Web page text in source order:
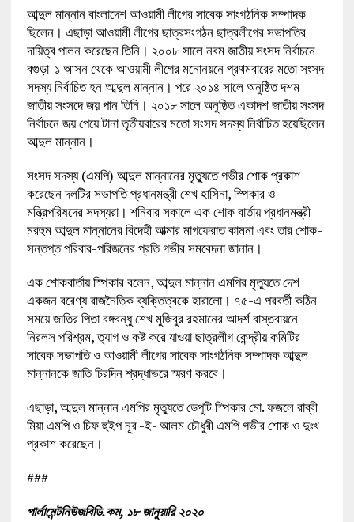
আব্দুল মান্নান বাংলাদেশ আওয়ামী লীগের সাবেক সাংগঠনিক সম্পাদক
ছিলেন। এছাড়া আওয়ামী লীগের ছাত্রসংগঠন ছাত্রলীগের সভাপতির
দায়িত্ব পালন করেছেন তিনি। ২০০৮ সালে নবম জাতীয় সংসদ নির্বাচনে
বগুড়া-১ আসন থেকে আওয়ামী লীগের মনোনয়নে প্রথমবারের মতো সংসদ
সদস্য নির্বাচিত হন আব্দুল মান্নান। পরে ২০১৪ সালে অনুষ্ঠিত দশম
জাতীয় সংসদে জয় পান তিনি। ২০১৮ সালে অনুষ্ঠিত একাদশ জাতীয় সংসদ
নির্বাচনে জয় পেয়ে টানা তৃতীয়বারের মতো সংসদ সদস্য নির্বাচিত হয়েছিলেন
আব্দুল মান্নান।
সংসদ সদস্য (এমপি) আব্দুল মান্নানের মৃত্যুতে গভীর শোক প্রকাশ
করেছেন দলটির সভাপতি প্রধানমন্ত্রী শেখ হাসিনা, স্পিকার ও
মন্ত্রিপরিষদের সদস্যরা। শনিবার সকালে এক শোক বার্তায় প্রধানমন্ত্রী
মরহুম আব্দুল মান্নানের বিদেহী আত্মার মাগফেরাত কামনা এবং তার শোক-
সন্তপ্ত পরিবার-পরিজনের প্রতি গভীর সমবেদনা জানান।
এক শোকবার্তায় স্পিকার বলেন, আব্দুল মান্নান এমপির মৃত্যুতে দেশ
একজন বরেণ্য রাজনৈতিক ব্যক্তিত্বকে হারালো। ৭৫-এ পরবর্তী কঠিন
সময়ে জাতির পিতা বঙ্গবন্ধু শেখ মুজিবুর রহমানের আদর্শ বাস্তবায়নে
নিরলস পরিশ্রম, ত্যাগ ও কষ্ট করে যাওয়া ছাত্রলীগ কেন্দ্রীয় কমিটির
সাবেক সভাপতি ও আওয়ামী লীগের সাবেক সাংগঠনিক সম্পাদক আব্দুল
মান্নানকে জাতি চিরদিন শ্রদ্ধাভরে স্মরণ করবে।
এছাড়া, আব্দুল মান্নান এমপির মৃত্যুতে ডেপুটি স্পিকার মো. ফজলে রাব্বী
মিয়া এমপি ও চিফ হুইপ নূর -ই- আলম চৌধুরী এমপি গভীর শোক ও দুঃখ
প্রকাশ করেছেন।
###
পার্লামেন্টনিউজবিডি.কম, ১৮ জানুয়ারি ২০২০